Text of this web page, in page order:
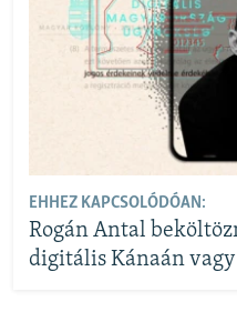
EHHEZ KAPCSOLÓDÓAN:
Rogán Antal
digitális Kánaán